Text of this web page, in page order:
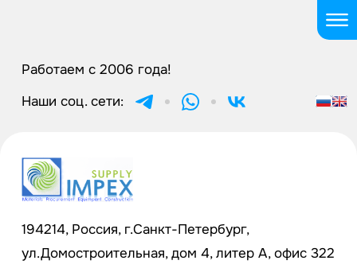
Работаем с 2006 года!
Наши соц. сети:
194214, Россия, г.Санкт-Петербург,
ул.Домостроительная, дом 4, литер А, офис 322